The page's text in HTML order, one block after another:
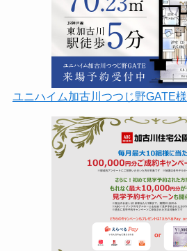
ユニハイム加古川つつじ野GATE様